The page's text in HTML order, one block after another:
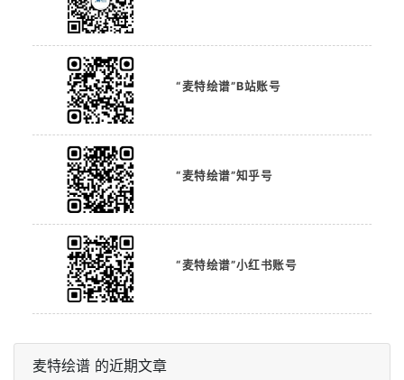
“麦特绘谱”B站账号
“麦特绘谱”知乎号
“麦特绘谱”小红书账号
麦特绘谱 的近期文章